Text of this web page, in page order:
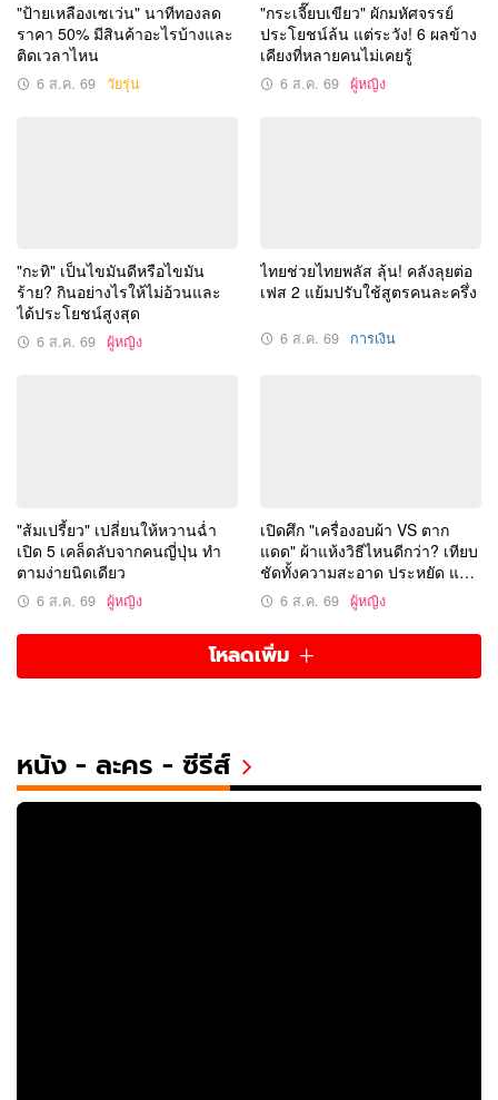
"ป้ายเหลืองเซเว่น" นาทีทองลด
ราคา 50% มีสินค้าอะไรบ้างและ
ติดเวลาไหน
6 ส.ค. 69 วัยรุ่น
"กระเจี๊ยบเขียว" ผักมหัศจรรย์
ประโยชน์ล้น แต่ระวัง! 6 ผลข้าง
เคียงที่หลายคนไม่เคยรู้
6 ส.ค. 69 ผู้หญิง
"กะทิ" เป็นไขมันดีหรือไขมัน
ร้าย? กินอย่างไรให้ไม่อ้วนและ
ได้ประโยชน์สูงสุด
6 ส.ค. 69 ผู้หญิง
ไทยช่วยไทยพลัส ลุ้น! คลังลุยต่อ
เฟส 2 แย้มปรับใช้สูตรคนละครึ่ง
6 ส.ค. 69 การเงิน
"ส้มเปรี้ยว" เปลี่ยนให้หวานฉ่ำ
เปิด 5 เคล็ดลับจากคนญี่ปุ่น ทำ
ตามง่ายนิดเดียว
6 ส.ค. 69 ผู้หญิง
เปิดศึก "เครื่องอบผ้า VS ตาก
แดด" ผ้าแห้งวิธีไหนดีกว่า? เทียบ
ชัดทั้งความสะอาด ประหยัด และ
ถนอมผ้า
6 ส.ค. 69 ผู้หญิง
โหลดเพิ่ม
หนัง - ละคร - ซีรีส์